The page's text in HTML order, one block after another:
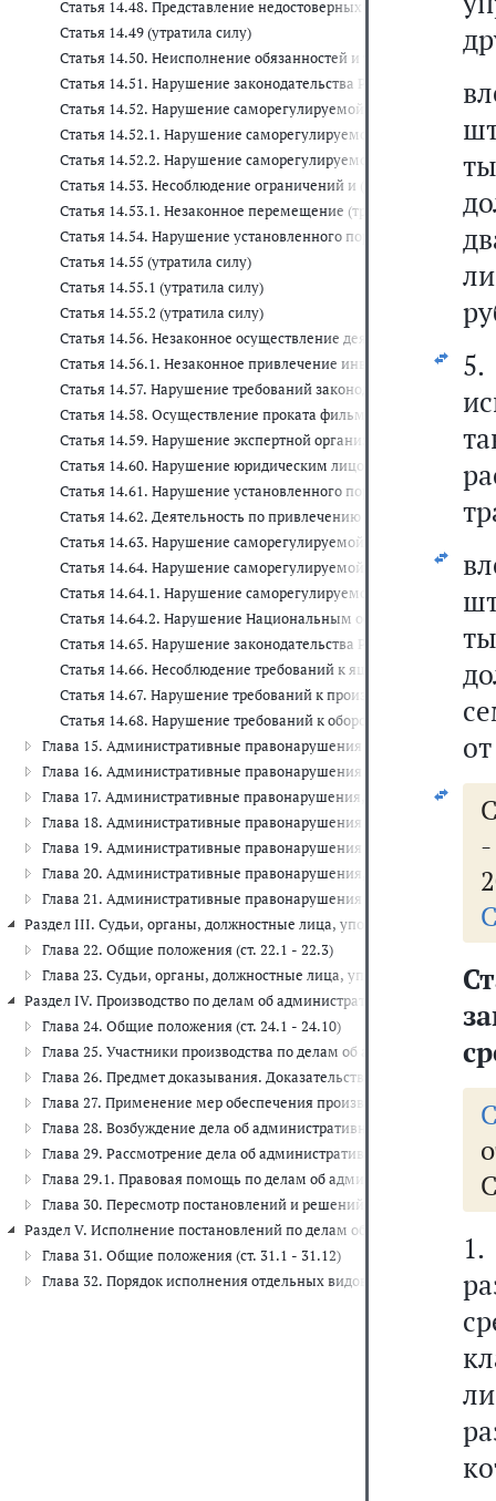
Статья 14.48. Представление недостоверных результатов
Статья 14.49 (утратила силу)
Статья 14.50. Неисполнение обязанностей и требований при
Статья 14.51. Нарушение законодательства Российской
Статья 14.52. Нарушение саморегулируемой организацией
Статья 14.52.1. Нарушение саморегулируемой организацией
Статья 14.52.2. Нарушение саморегулируемой организацией
Статья 14.53. Несоблюдение ограничений и (или) нарушение
Статья 14.53.1. Незаконное перемещение (транспортировка)
Статья 14.54. Нарушение установленного порядка проведения
Статья 14.55 (утратила силу)
Статья 14.55.1 (утратила силу)
Статья 14.55.2 (утратила силу)
Статья 14.56. Незаконное осуществление деятельности по
Статья 14.56.1. Незаконное привлечение инвестиций
Статья 14.57. Нарушение требований законодательства о
Статья 14.58. Осуществление проката фильма и (или) показа
Статья 14.59. Нарушение экспертной организацией
Статья 14.60. Нарушение юридическим лицом,
Статья 14.61. Нарушение установленного порядка
Статья 14.62. Деятельность по привлечению денежных
Статья 14.63. Нарушение саморегулируемой организацией в
Статья 14.64. Нарушение саморегулируемой организацией в
Статья 14.64.1. Нарушение саморегулируемой организацией
Статья 14.64.2. Нарушение Национальным объединением
Статья 14.65. Нарушение законодательства Российской
Статья 14.66. Несоблюдение требований к ящикам для сбора
Статья 14.67. Нарушение требований к производству или
Статья 14.68. Нарушение требований к обороту метанола и
Глава 15. Административные правонарушения в области
Глава 16. Административные правонарушения в области
Глава 17. Административные правонарушения, посягающие на
Глава 18. Административные правонарушения в области защиты
Глава 19. Административные правонарушения против порядка
Глава 20. Административные правонарушения, посягающие на
Глава 21. Административные правонарушения в области
Раздел III. Судьи, органы, должностные лица, уполномоченные
Глава 22. Общие положения (ст. 22.1 - 22.3)
Глава 23. Судьи, органы, должностные лица, уполномоченные
Раздел IV. Производство по делам об административных
Глава 24. Общие положения (ст. 24.1 - 24.10)
Глава 25. Участники производства по делам об
Глава 26. Предмет доказывания. Доказательства. Оценка
Глава 27. Применение мер обеспечения производства по делам
Глава 28. Возбуждение дела об административном
Глава 29. Рассмотрение дела об административном
Глава 29.1. Правовая помощь по делам об административных
Глава 30. Пересмотр постановлений и решений по делам об
Раздел V. Исполнение постановлений по делам об
Глава 31. Общие положения (ст. 31.1 - 31.12)
Глава 32. Порядок исполнения отдельных видов